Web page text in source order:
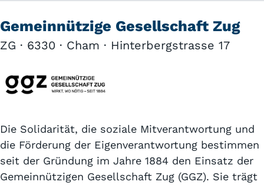
Gemeinnützige Gesellschaft Zug
ZG · 6330 · Cham · Hinterbergstrasse 17
Die Solidarität, die soziale Mitverantwortung und
die Förderung der Eigenverantwortung bestimmen
seit der Gründung im Jahre 1884 den Einsatz der
Gemeinnützigen Gesellschaft Zug (GGZ). Sie trägt